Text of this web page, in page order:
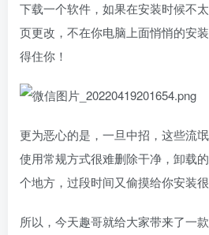
下载一个软件，如果在安装时候不
页更改，不在你电脑上面悄悄的安
得住你！
更为恶心的是，一旦中招，这些流
使用常规方式很难删除干净，卸载
个地方，过段时间又偷摸给你安装很
所以，今天趣哥就给大家带来了一